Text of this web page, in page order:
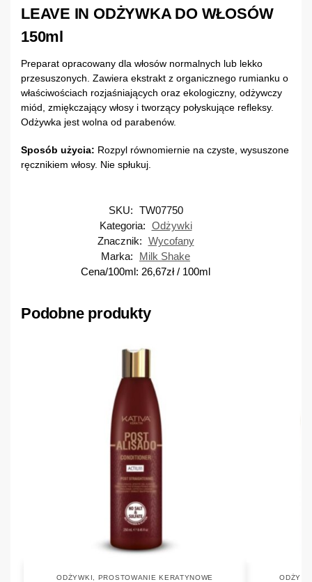
LEAVE IN ODŻYWKA DO WŁOSÓW
150ml
Preparat opracowany dla włosów normalnych lub lekko
przesuszonych. Zawiera ekstrakt z organicznego rumianku o
właściwościach rozjaśniających oraz ekologiczny, odżywczy
miód, zmiękczający włosy i tworzący połyskujące refleksy.
Odżywka jest wolna od parabenów.
Sposób użycia: Rozpyl równomiernie na czyste, wysuszone
ręcznikiem włosy. Nie spłukuj.
SKU: TW07750
Kategoria: Odżywki
Znacznik: Wycofany
Marka:
Milk Shake
Cena/100ml: 26,67zł/ 100ml
Podobne produkty
ODŻYWKI PROSTOWANIE KERATYNOWE